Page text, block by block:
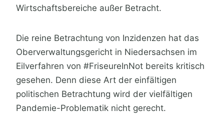
Wirtschaftsbereiche außer Betracht.
Die reine Betrachtung von Inzidenzen hat das
Oberverwaltungsgericht in Niedersachsen im
Eilverfahren von #FriseureInNot bereits kritisch
gesehen. Denn diese Art der einfältigen
politischen Betrachtung wird der vielfältigen
Pandemie-Problematik nicht gerecht.